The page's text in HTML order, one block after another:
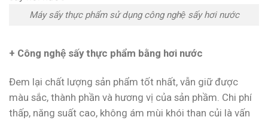
Máy sấy thực phẩm sử dụng công nghệ sấy hơi nước
+ Công nghệ sấy thực phẩm bằng hơi nước
Đem lại chất lượng sản phẩm tốt nhất, vẫn giữ được
màu sắc, thành phần và hương vị của sản phầm. Chi phí
thấp, năng suất cao, không ám mùi khói than củi là vấn